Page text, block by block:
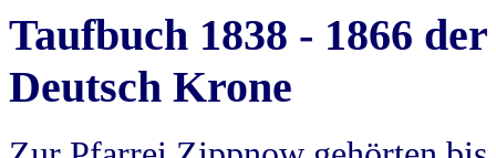
Taufbuch 1838 - 1866
Deutsch Krone